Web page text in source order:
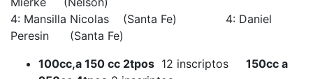
4: Mansilla Nicolas (Santa Fe) 4: Daniel
Peresin (Santa Fe)
100cc,a 150 cc 2tpos 12 inscriptos 150cc a